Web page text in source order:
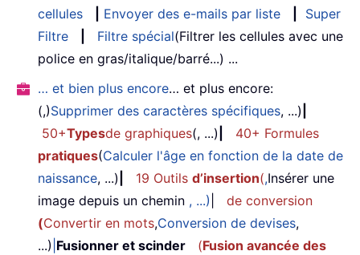
cellules
Envoyer des e-mails par liste
Super
Filtre
Filtre spécial(Filtrer les cellules avec une
police en gras/italique/barré...) ...
… et bien plus encore… et plus encore:
(,)Supprimer des caractères spécifiques, ...)
50+Typesde graphiques(, ...)
40+ Formules
pratiques(Calculer l'âge en fonction de la date de
naissance, ...) 19 Outils d’insertion(,Insérer une
image depuis un chemin , ...)
de conversion
(Convertir en mots,Conversion de devises,
...) Fusionner et scinder (Fusion avancée des